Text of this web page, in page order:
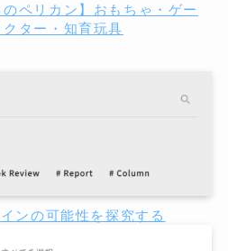
ペリカン】おもちゃ・ゲー
クター・知育玩具
ンの可能性を探究する